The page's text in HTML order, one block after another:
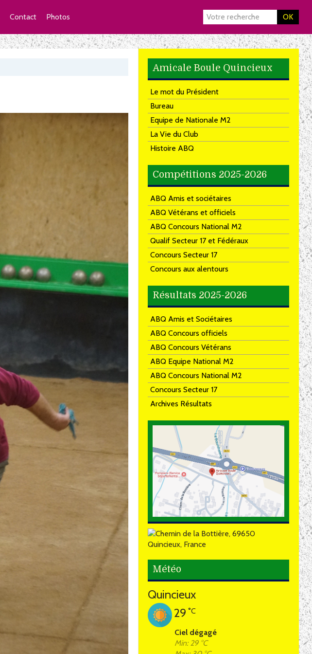
OK
Contact Photos
Amicale Boule Quincieux
Le mot du Président
Bureau
Equipe de Nationale M2
La Vie du Club
Histoire ABQ
Compétitions 2025-2026
ABQ Amis et sociétaires
ABQ Vétérans et officiels
ABQ Concours National M2
Qualif Secteur 17 et Fédéraux
Concours Secteur 17
Concours aux alentours
Résultats 2025-2026
ABQ Amis et Sociétaires
ABQ Concours officiels
ABQ Concours Vétérans
ABQ Equipe National M2
ABQ Concours National M2
Concours Secteur 17
Archives Résultats
Météo
Quincieux
29 °C
Ciel dégagé
Min: 29 °C